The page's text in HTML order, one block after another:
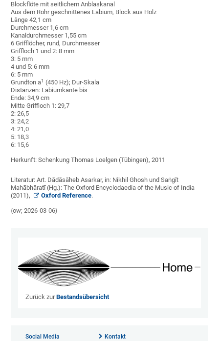
Blockflöte mit seitlichem Anblaskanal
Aus dem Rohr geschnittenes Labium, Block aus Holz
Länge 42,1 cm
Durchmesser 1,6 cm
Kanaldurchmesser 1,55 cm
6 Grifflöcher, rund, Durchmesser
Griffloch 1 und 2: 8 mm
3: 5 mm
4 und 5: 6 mm
6: 5 mm
Grundton a1 (450 Hz); Dur-Skala
Distanzen: Labiumkante bis
Ende: 34,9 cm
Mitte Griffloch 1: 29,7
2: 26,5
3: 24,2
4: 21,0
5: 18,3
6: 15,6
Herkunft: Schenkung Thomas Loelgen (Tübingen), 2011
Literatur: Art. Dādāsāheb Asarkar, in: Nikhil Ghosh und Saṅgīt
Mahābhāratī (Hg.): The Oxford Encyclodaedia of the Music of India
(2011),
Oxford Reference.
{ow; 2026-03-06}
Zurück zurBestandsübersicht
Social Media Kontakt